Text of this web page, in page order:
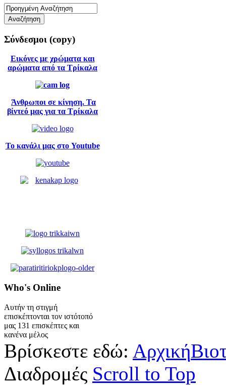
Σύνδεσμοι (copy)
Εικόνες με χρώματα και
αρώματα από τα Τρίκαλα
Άνθρωποι σε κίνηση. Τα
βίντεό μας για τα Τρίκαλα
Το κανάλι μας στο Youtube
Who's Online
Αυτήν τη στιγμή
επισκέπτονται τον ιστότοπό
μας 131 επισκέπτες και
κανένα μέλος
Βρίσκεστε εδώ: Αρχική
Διαδρομές Scroll to Top